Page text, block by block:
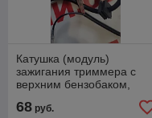
Катушка (модуль)
зажигания триммера с
верхним бензобаком,
минибайка TANAKA и др
1E36
68 руб.